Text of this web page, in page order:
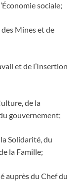
sociale;
des Mines et de
et de l’Insertion
de la
gouvernement;
Solidarité, du
la Famille;
auprès du Chef du